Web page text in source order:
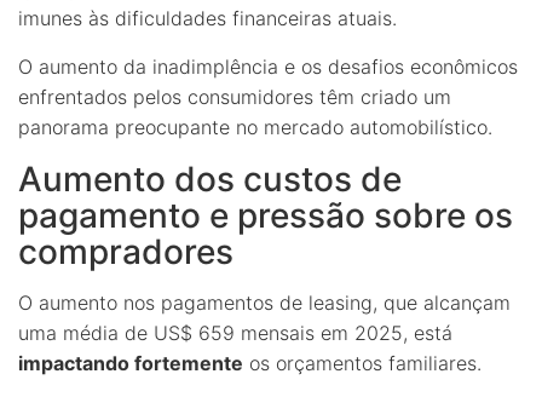
imunes às dificuldades financeiras atuais.
O aumento da inadimplência e os desafios econômicos
enfrentados pelos consumidores têm criado um
panorama preocupante no mercado automobilístico.
Aumento dos custos de
pagamento e pressão sobre os
compradores
O aumento nos pagamentos de leasing, que alcançam
uma média de US$ 659 mensais em 2025, está
impactando fortemente os orçamentos familiares.